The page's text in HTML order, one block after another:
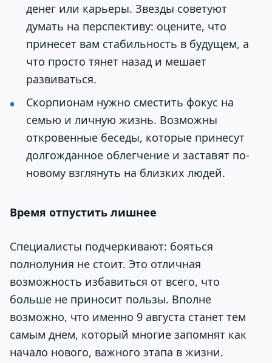
денег или карьеры. Звезды советуют
думать на перспективу: оцените, что
принесет вам стабильность в будущем, а
что просто тянет назад и мешает
развиваться.
Скорпионам нужно сместить фокус на
семью и личную жизнь. Возможны
откровенные беседы, которые принесут
долгожданное облегчение и заставят по-
новому взглянуть на близких людей.
Время отпустить лишнее
Специалисты подчеркивают: бояться
полнолуния не стоит. Это отличная
возможность избавиться от всего, что
больше не приносит пользы. Вполне
возможно, что именно 9 августа станет тем
самым днем, который многие запомнят как
начало нового, важного этапа в жизни.